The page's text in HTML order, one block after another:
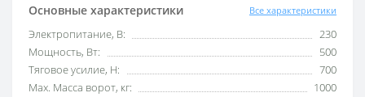
Основные характеристики Все характеристики
Электропитание, В:
230
Мощность, Вт:
500
Тяговое усилие, Н:
700
Мах. Масса ворот, кг:
1000